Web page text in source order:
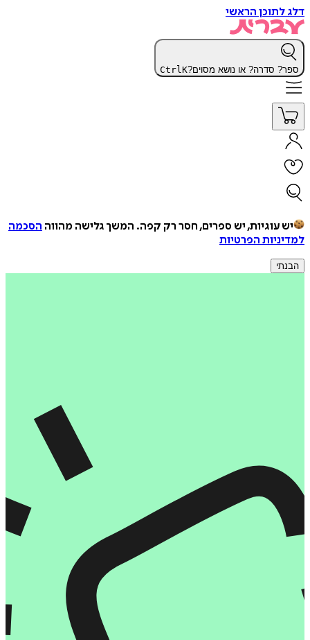
דלג לתוכן הראשי
ספר? סדרה? או נושא מסוים? CtrlK
יש עוגיות, יש ספרים, חסר רק קפה. המשך גלישה מהווה הסכמה
למדיניות הפרטיות
הבנתי